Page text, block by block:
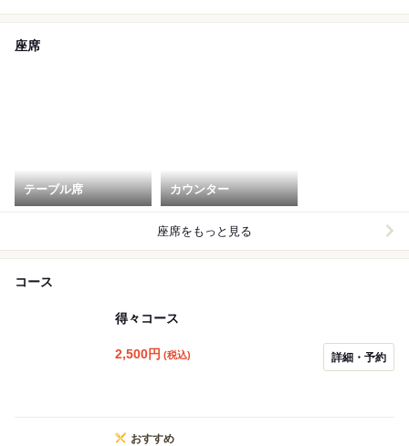
座席
テーブル席 カウンター
座席をもっと見る
コース
得々コース
2,500円 (税込) 詳細・予約
おすすめ